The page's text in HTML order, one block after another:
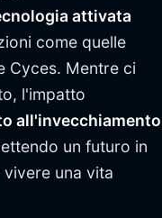
attivata
come quelle
Cyces. Mentre ci
l'impatto
all'invecchiamento
un futuro in
una vita